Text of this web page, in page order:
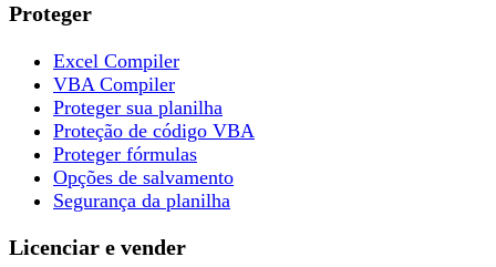
Proteger
Excel Compiler
VBA Compiler
Proteger sua planilha
Proteção de código VBA
Proteger fórmulas
Opções de salvamento
Segurança da planilha
Licenciar e vender